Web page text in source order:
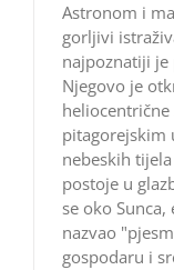
Astronom i
gorljivi
najpoznatiji je
Njegovo je
heliocentrične
pitagorejskim
nebeskih
postoje u
se oko
nazvao
gospodaru i